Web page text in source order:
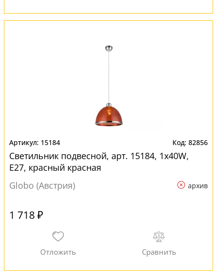
15184 82856
Светильник подвесной, арт. 15184, 1x40W,
E27, красный красная
Globo (Австрия)
архив
1 718 ₽